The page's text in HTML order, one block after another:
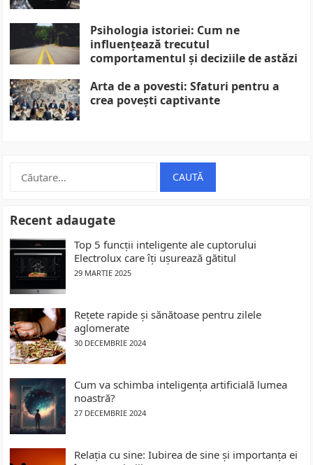
Psihologia istoriei: Cum ne
influențează trecutul
comportamentul și deciziile de astăzi
Arta de a povesti: Sfaturi pentru a
crea povești captivante
Caută
Recent adaugate
Top 5 funcții inteligente ale cuptorului
Electrolux care îți ușurează gătitul
29 MARTIE 2025
Rețete rapide și sănătoase pentru zilele
aglomerate
30 DECEMBRIE 2024
Cum va schimba inteligența artificială lumea
noastră?
27 DECEMBRIE 2024
Relația cu sine: Iubirea de sine și importanța ei